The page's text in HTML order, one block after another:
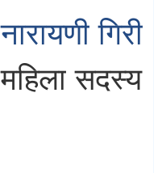
नारायणी गिरी
महिला सदस्य